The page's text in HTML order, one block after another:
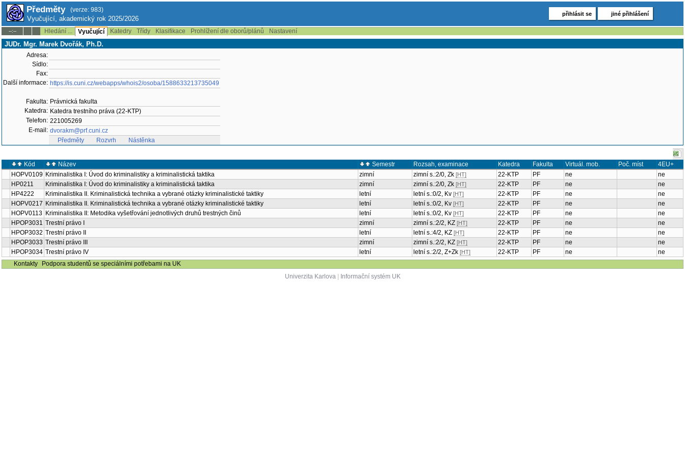
Předměty (verze: 983)
Vyučující, akademický rok 2025/2026
přihlásit se jiné přihlášení
--:-- Hledání ... Vyučující Katedry Třídy Klasifikace Prohlížení dle oborů/plánů Nastavení
JUDr. Mgr. Marek Dvořák, Ph.D.
Adresa:
Sídlo:
Fax:
Další informace: https://is.cuni.cz/webapps/whois2/osoba/1588633213735049
Fakulta: Právnická fakulta
Katedra: Katedra trestního práva (22-KTP)
Telefon: 221005269
E-mail: dvorakm@prf.cuni.cz
Předměty
Rozvrh Nástěnka
Kód Název Semestr Rozsah, examinace Katedra Fakulta Virtuál. mob. Poč. míst
4EU+
HOPV0109 Kriminalistika I: Úvod do kriminalistiky a kriminalistická taktika zimní zimní s.:2/0, Zk [HT] 22-KTP PF ne
ne
HP0211
Kriminalistika I: Úvod do kriminalistiky a kriminalistická taktika zimní zimní s.:2/0, Zk [HT] 22-KTP PF ne
ne
HP4222
Kriminalistika II. Kriminalistická technika a vybrané otázky kriminalistické taktiky letní letní s.:0/2, Kv [HT] 22-KTP PF ne
ne
HOPV0217 Kriminalistika II. Kriminalistická technika a vybrané otázky kriminalistické taktiky letní letní s.:0/2, Kv [HT] 22-KTP PF ne
ne
HOPV0113 Kriminalistika II: Metodika vyšetřování jednotlivých druhů trestných činů letní letní s.:0/2, Kv [HT] 22-KTP PF ne
ne
HPOP3031 Trestní právo I zimní zimní s.:2/2, KZ [HT] 22-KTP PF ne
ne
HPOP3032 Trestní právo II letní letní s.:4/2, KZ [HT] 22-KTP PF ne
ne
HPOP3033 Trestní právo III zimní zimní s.:2/2, KZ [HT] 22-KTP PF ne
ne
HPOP3034 Trestní právo IV letní letní s.:2/2, Z+Zk [HT] 22-KTP PF ne
ne
Kontakty
Podpora studentů se speciálními potřebami na UK
Univerzita Karlova| Informační systém UK